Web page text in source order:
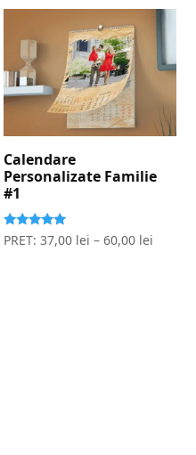
Calendare
Personalizate Familie
#1
Evaluat la
5.00
PRET:37,00 lei –60,00 lei